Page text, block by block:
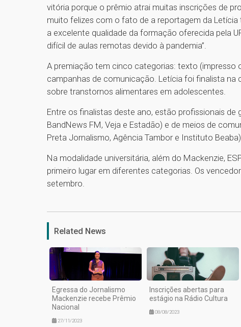
vitória porque o prêmio atrai muitas inscrições de
muito felizes com o fato de a reportagem da
a excelente qualidade da formação oferecida pela
difícil de aulas remotas devido à pandemia”.
A premiação tem cinco categorias: texto (impresso
campanhas de comunicação. Letícia foi finalista
sobre transtornos alimentares em adolescentes.
Entre os finalistas deste ano, estão profissionais de
BandNews FM, Veja e Estadão) e de meios de
Preta Jornalismo, Agência Tambor e Instituto Beaba).
Na modalidade universitária, além do Mackenzie,
primeiro lugar em diferentes categorias. Os
setembro.
Related News
Egressa do Jornalismo
Mackenzie recebe Prêmio
Nacional
27/11/2023
Inscrições abertas para
estágio na Rádio Cultura
08/08/2023